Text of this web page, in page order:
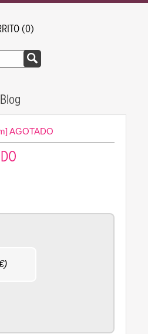
(0)
Blog
AGOTADO